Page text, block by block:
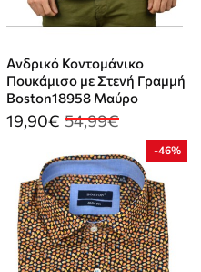
Ανδρικό Κοντομάνικο
Πουκάμισο με Στενή Γραμμή
Boston18958 Μαύρο
19,90€ 54,99€
-46%